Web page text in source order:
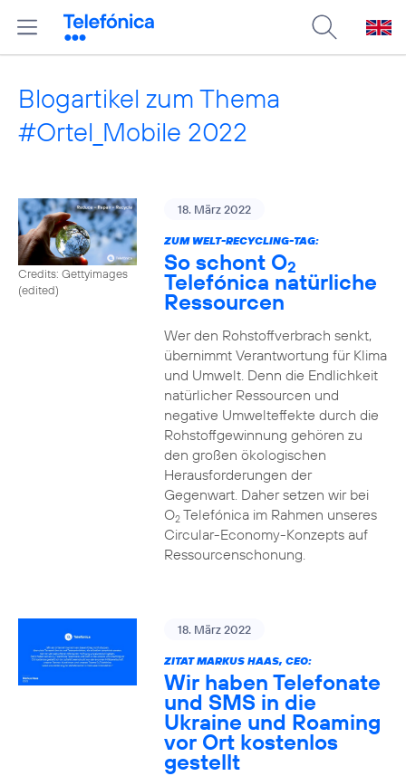
Blogartikel zum Thema
#Ortel_Mobile 2022
Credits: Gettyimages
(edited)
18. März 2022
ZUM WELT-RECYCLING-TAG:
So schont O2
Telefónica natürliche
Ressourcen
Wer den Rohstoffverbrach senkt,
übernimmt Verantwortung für Klima
und Umwelt. Denn die Endlichkeit
natürlicher Ressourcen und
negative Umwelteffekte durch die
Rohstoffgewinnung gehören zu
den großen ökologischen
Herausforderungen der
Gegenwart. Daher setzen wir bei
O2Telefónica im Rahmen unseres
Circular-Economy-Konzepts auf
Ressourcenschonung.
18. März 2022
ZITAT MARKUS HAAS, CEO:
Wir haben Telefonate
und SMS in die
Ukraine und Roaming
vor Ort kostenlos
gestellt